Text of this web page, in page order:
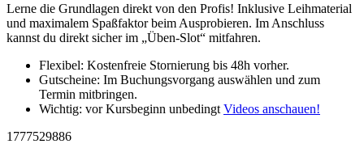
Lerne die Grundlagen direkt von den Profis! Inklusive Leihmaterial
und maximalem Spaßfaktor beim Ausprobieren. Im Anschluss
kannst du direkt sicher im „Üben-Slot“ mitfahren.
Flexibel: Kostenfreie Stornierung bis 48h vorher.
Gutscheine: Im Buchungsvorgang auswählen und zum
Termin mitbringen.
Wichtig: vor Kursbeginn unbedingt Videos anschauen!
1777529886